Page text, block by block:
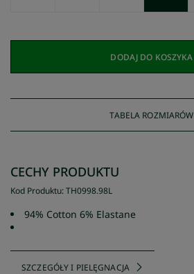
DODAJ DO KOSZYKA
TABELA ROZMIARÓW
CECHY PRODUKTU
Kod Produktu:TH0998.98L
94% Cotton 6% Elastane
SZCZEGÓŁY I PIELĘGNACJA